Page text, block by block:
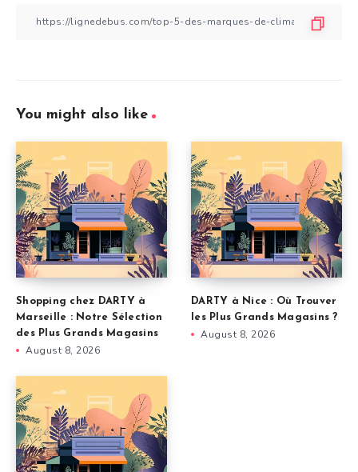
You might also like
Shopping chez DARTY à
Marseille : Notre Sélection
des Plus Grands Magasins
August 8, 2026
DARTY à Nice : Où Trouver
les Plus Grands Magasins ?
August 8, 2026